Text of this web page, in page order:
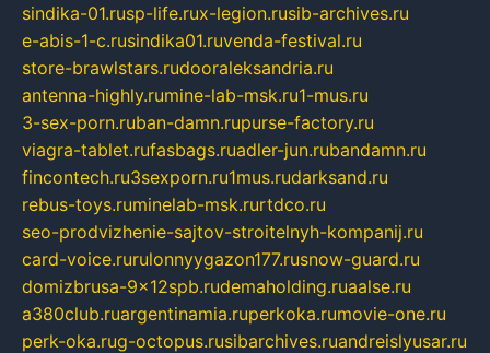
sindika-01.rusp-life.rux-legion.rusib-archives.ru
e-abis-1-c.rusindika01.ruvenda-festival.ru
store-brawlstars.rudooraleksandria.ru
antenna-highly.rumine-lab-msk.ru1-mus.ru
3-sex-porn.ruban-damn.rupurse-factory.ru
viagra-tablet.rufasbags.ruadler-jun.rubandamn.ru
fincontech.ru3sexporn.ru1mus.rudarksand.ru
rebus-toys.ruminelab-msk.rurtdco.ru
seo-prodvizhenie-sajtov-stroitelnyh-kompanij.ru
card-voice.rurulonnyygazon177.rusnow-guard.ru
domizbrusa-9x12spb.rudemaholding.ruaalse.ru
a380club.ruargentinamia.ruperkoka.rumovie-one.ru
perk-oka.rug-octopus.rusibarchives.ruandreislyusar.ru